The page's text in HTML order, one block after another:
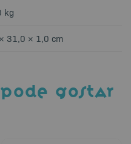
kg
31,0 × 1,0 cm
GOSTAR